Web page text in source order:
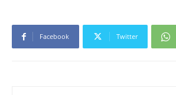
Facebook Twitter